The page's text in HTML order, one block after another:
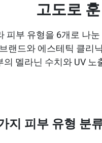
고도로
피부 유형을 6개로 나
브랜드와 에스테틱 클리
의 멜라닌 수치와 UV
지 피부 유형 분